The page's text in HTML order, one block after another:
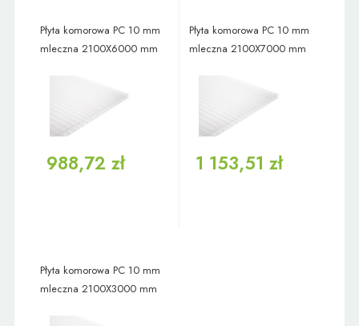
Płyta komorowa PC 10 mm
mleczna 2100X6000 mm
988,72 zł
Płyta komorowa PC 10 mm
mleczna 2100X7000 mm
1 153,51 zł
Płyta komorowa PC 10 mm
mleczna 2100X3000 mm